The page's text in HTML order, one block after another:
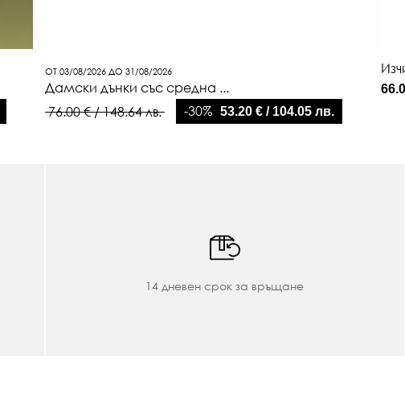
ОТ 03/08/2026 ДО 31/08/2026
Дамски дънки със средна ...
76.00 € / 148.64 лв.
-30% 53.20 € / 104.05 лв.
14 дневен срок за връщане